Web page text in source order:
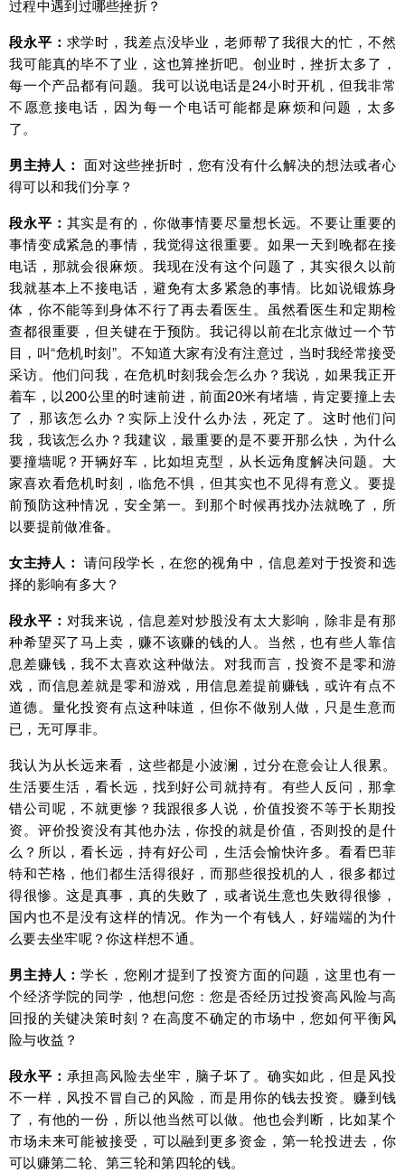
过程中遇到过哪些挫折？
段永平： 求学时，我差点没毕业，老师帮了我很大的忙，不然
我可能真的毕不了业，这也算挫折吧。创业时，挫折太多了，
每一个产品都有问题。我可以说电话是24小时开机，但我非常
不愿意接电话，因为每一个电话可能都是麻烦和问题，太多
了。
男主持人： 面对这些挫折时，您有没有什么解决的想法或者心
得可以和我们分享？
段永平： 其实是有的，你做事情要尽量想长远。不要让重要的
事情变成紧急的事情，我觉得这很重要。如果一天到晚都在接
电话，那就会很麻烦。我现在没有这个问题了，其实很久以前
我就基本上不接电话，避免有太多紧急的事情。比如说锻炼身
体，你不能等到身体不行了再去看医生。虽然看医生和定期检
查都很重要，但关键在于预防。我记得以前在北京做过一个节
目，叫“危机时刻”。不知道大家有没有注意过，当时我经常接受
采访。他们问我，在危机时刻我会怎么办？我说，如果我正开
着车，以200公里的时速前进，前面20米有堵墙，肯定要撞上去
了，那该怎么办？实际上没什么办法，死定了。这时他们问
我，我该怎么办？我建议，最重要的是不要开那么快，为什么
要撞墙呢？开辆好车，比如坦克型，从长远角度解决问题。大
家喜欢看危机时刻，临危不惧，但其实也不见得有意义。要提
前预防这种情况，安全第一。到那个时候再找办法就晚了，所
以要提前做准备。
女主持人： 请问段学长，在您的视角中，信息差对于投资和选
择的影响有多大？
段永平： 对我来说，信息差对炒股没有太大影响，除非是有那
种希望买了马上卖，赚不该赚的钱的人。当然，也有些人靠信
息差赚钱，我不太喜欢这种做法。对我而言，投资不是零和游
戏，而信息差就是零和游戏，用信息差提前赚钱，或许有点不
道德。量化投资有点这种味道，但你不做别人做，只是生意而
已，无可厚非。
我认为从长远来看，这些都是小波澜，过分在意会让人很累。
生活要生活，看长远，找到好公司就持有。有些人反问，那拿
错公司呢，不就更惨？我跟很多人说，价值投资不等于长期投
资。评价投资没有其他办法，你投的就是价值，否则投的是什
么？所以，看长远，持有好公司，生活会愉快许多。看看巴菲
特和芒格，他们都生活得很好，而那些很投机的人，很多都过
得很惨。这是真事，真的失败了，或者说生意也失败得很惨，
国内也不是没有这样的情况。作为一个有钱人，好端端的为什
么要去坐牢呢？你这样想不通。
男主持人：学长，您刚才提到了投资方面的问题，这里也有一
个经济学院的同学，他想问您：您是否经历过投资高风险与高
回报的关键决策时刻？在高度不确定的市场中，您如何平衡风
险与收益？
段永平： 承担高风险去坐牢，脑子坏了。确实如此，但是风投
不一样，风投不冒自己的风险，而是用你的钱去投资。赚到钱
了，有他的一份，所以他当然可以做。他也会判断，比如某个
市场未来可能被接受，可以融到更多资金，第一轮投进去，你
可以赚第二轮、第三轮和第四轮的钱。